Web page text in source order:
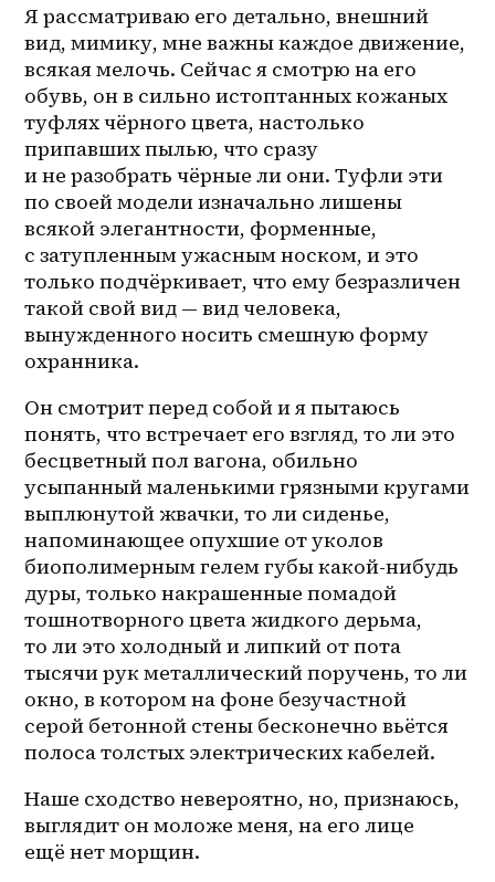
Я рассматриваю его детально, внешний
вид, мимику, мне важны каждое движение,
всякая мелочь. Сейчас я смотрю на его
обувь, он в сильно истоптанных кожаных
туфлях чёрного цвета, настолько
припавших пылью, что сразу
и не разобрать чёрные ли они. Туфли эти
по своей модели изначально лишены
всякой элегантности, форменные,
с затупленным ужасным носком, и это
только подчёркивает, что ему безразличен
такой свой вид — вид человека,
вынужденного носить смешную форму
охранника.
Он смотрит перед собой и я пытаюсь
понять, что встречает его взгляд, то ли это
бесцветный пол вагона, обильно
усыпанный маленькими грязными кругами
выплюнутой жвачки, то ли сиденье,
напоминающее опухшие от уколов
биополимерным гелем губы какой-нибудь
дуры, только накрашенные помадой
тошнотворного цвета жидкого дерьма,
то ли это холодный и липкий от пота
тысячи рук металлический поручень, то ли
окно, в котором на фоне безучастной
серой бетонной стены бесконечно вьётся
полоса толстых электрических кабелей.
Наше сходство невероятно, но, признаюсь,
выглядит он моложе меня, на его лице
ещё нет морщин.